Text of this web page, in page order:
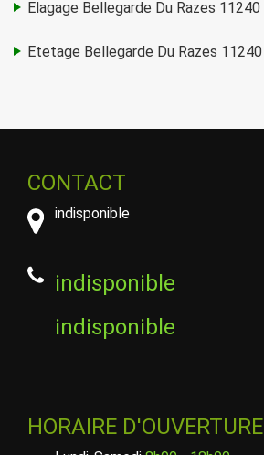
Elagage Bellegarde Du Razes 11240
Etetage Bellegarde Du Razes 11240
CONTACT
indisponible
indisponible
indisponible
HORAIRE D'OUVERTURE